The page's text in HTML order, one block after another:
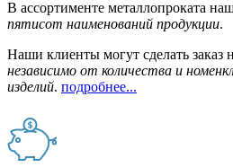
В ассортименте металлопроката
пятисот наименований продукции.
Наши клиенты могут сделать заказ
независимо от количества и
изделий. подробнее...